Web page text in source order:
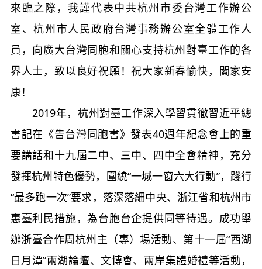
來臨之際，我謹代表中共杭州市委台灣工作辦公
室、杭州市人民政府台灣事務辦公室全體工作人
員，向廣大台灣同胞和關心支持杭州對臺工作的各
界人士，致以良好祝願！祝大家新春愉快，闔家安
康！
2019年，杭州對臺工作深入學習貫徹習近平總
書記在《告台灣同胞書》發表40週年紀念會上的重
要講話和十九屆二中、三中、四中全會精神，充分
發揮杭州特色優勢，圍繞“一城一窗六大行動”，踐行
“最多跑一次”要求，落深落細中央、浙江省和杭州市
惠臺利民措施，為台胞台企提供同等待遇。成功舉
辦浙臺合作周杭州主（專）場活動、第十一屆“西湖
日月潭”兩湖論壇、文博會、兩岸集體婚禮等活動，